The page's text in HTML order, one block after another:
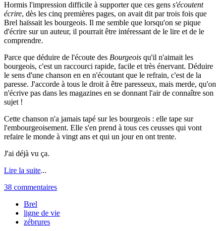
Hormis l'impression difficile à supporter que ces gens s'écoutent
écrire, dès les cinq premières pages, on avait dit par trois fois que
Brel haïssait les bourgeois. Il me semble que lorsqu'on se pique
d'écrire sur un auteur, il pourrait être intéressant de le lire et de le
comprendre.
Parce que déduire de l'écoute des Bourgeois qu'il n'aimait les
bourgeois, c'est un raccourci rapide, facile et très énervant. Déduire
le sens d'une chanson en en n'écoutant que le refrain, c'est de la
paresse. J'accorde à tous le droit à être paresseux, mais merde, qu'on
n'écrive pas dans les magazines en se donnant l'air de connaître son
sujet !
Cette chanson n'a jamais tapé sur les bourgeois : elle tape sur
l'embourgeoisement. Elle s'en prend à tous ces ceusses qui vont
refaire le monde à vingt ans et qui un jour en ont trente.
J'ai déjà vu ça.
Lire la suite...
38 commentaires
Brel
ligne de vie
zébrures